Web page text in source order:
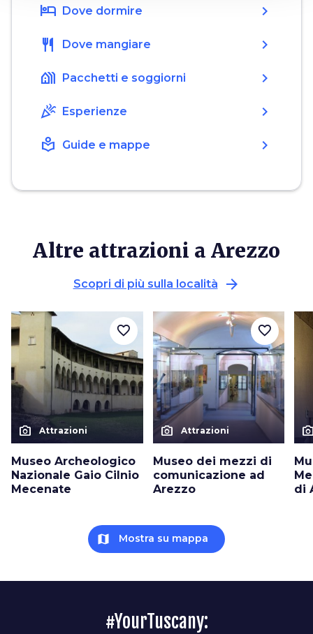
hotel Dove dormire chevron_right
restaurant Dove mangiare chevron_right
holiday_village Pacchetti e soggiorni chevron_right
celebration Esperienze chevron_right
local_library Guide e mappe chevron_right
Altre attrazioni a Arezzo
Scopri di più sulla località arrow_forward
photo_camera Attrazioni
Museo Archeologico
Nazionale Gaio Cilnio
Mecenate
favorite_border
photo_camera Attrazioni
Museo dei mezzi di
comunicazione ad
Arezzo
favorite_border
di
map Mostra su mappa
#YourTuscany: